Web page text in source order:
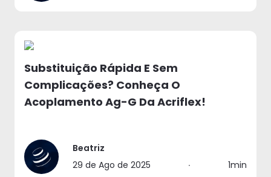
Substituição Rápida E Sem
Complicações? Conheça O
Acoplamento Ag-G Da Acriflex!
Beatriz
29 de Ago de 2025
∙ 1min